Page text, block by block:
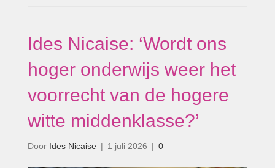
Ides Nicaise: ‘Wordt ons
hoger onderwijs weer het
voorrecht van de hogere
witte middenklasse?’
Door Ides Nicaise | 1 juli 2026 | 0